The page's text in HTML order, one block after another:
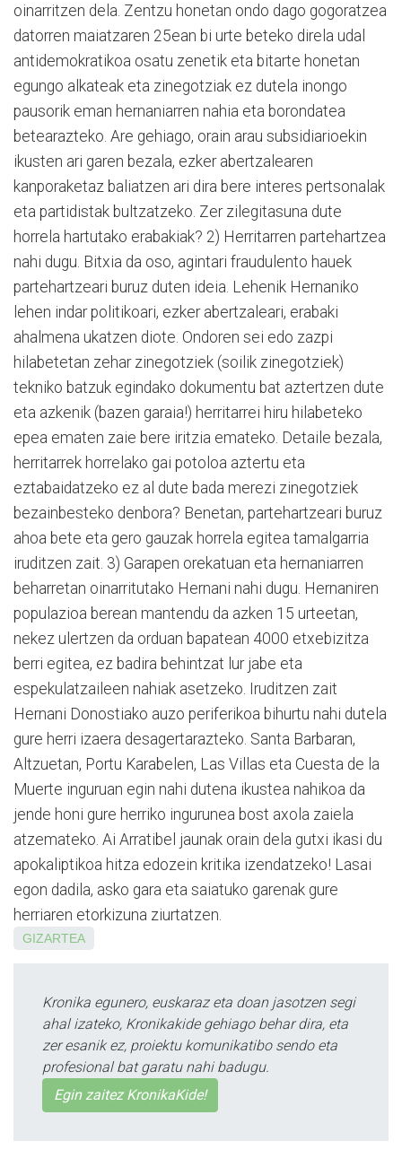
oinarritzen dela. Zentzu honetan ondo dago gogoratzea
datorren maiatzaren 25ean bi urte beteko direla udal
antidemokratikoa osatu zenetik eta bitarte honetan
egungo alkateak eta zinegotziak ez dutela inongo
pausorik eman hernaniarren nahia eta borondatea
betearazteko. Are gehiago, orain arau subsidiarioekin
ikusten ari garen bezala, ezker abertzalearen
kanporaketaz baliatzen ari dira bere interes pertsonalak
eta partidistak bultzatzeko. Zer zilegitasuna dute
horrela hartutako erabakiak? 2) Herritarren partehartzea
nahi dugu. Bitxia da oso, agintari fraudulento hauek
partehartzeari buruz duten ideia. Lehenik Hernaniko
lehen indar politikoari, ezker abertzaleari, erabaki
ahalmena ukatzen diote. Ondoren sei edo zazpi
hilabetetan zehar zinegotziek (soilik zinegotziek)
tekniko batzuk egindako dokumentu bat aztertzen dute
eta azkenik (bazen garaia!) herritarrei hiru hilabeteko
epea ematen zaie bere iritzia emateko. Detaile bezala,
herritarrek horrelako gai potoloa aztertu eta
eztabaidatzeko ez al dute bada merezi zinegotziek
bezainbesteko denbora? Benetan, partehartzeari buruz
ahoa bete eta gero gauzak horrela egitea tamalgarria
iruditzen zait. 3) Garapen orekatuan eta hernaniarren
beharretan oinarritutako Hernani nahi dugu. Hernaniren
populazioa berean mantendu da azken 15 urteetan,
nekez ulertzen da orduan bapatean 4000 etxebizitza
berri egitea, ez badira behintzat lur jabe eta
espekulatzaileen nahiak asetzeko. Iruditzen zait
Hernani Donostiako auzo periferikoa bihurtu nahi dutela
gure herri izaera desagertarazteko. Santa Barbaran,
Altzuetan, Portu Karabelen, Las Villas eta Cuesta de la
Muerte inguruan egin nahi dutena ikustea nahikoa da
jende honi gure herriko ingurunea bost axola zaiela
atzemateko. Ai Arratibel jaunak orain dela gutxi ikasi du
apokaliptikoa hitza edozein kritika izendatzeko! Lasai
egon dadila, asko gara eta saiatuko garenak gure
herriaren etorkizuna ziurtatzen.
GIZARTEA
Kronika egunero, euskaraz eta doan jasotzen segi
ahal izateko, Kronikakide gehiago behar dira, eta
zer esanik ez, proiektu komunikatibo sendo eta
profesional bat garatu nahi badugu.
Egin zaitez KronikaKide!